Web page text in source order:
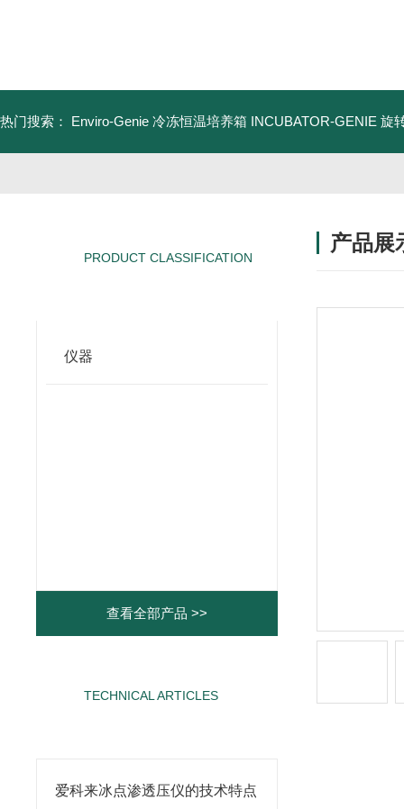
热门搜索： Enviro-Genie 冷冻恒温培养箱 INCUBATOR-GENIE 旋
PRODUCT CLASSIFICATION
仪器
查看全部产品 >>
TECHNICAL ARTICLES
爱科来冰点渗透压仪的技术特点
产品展